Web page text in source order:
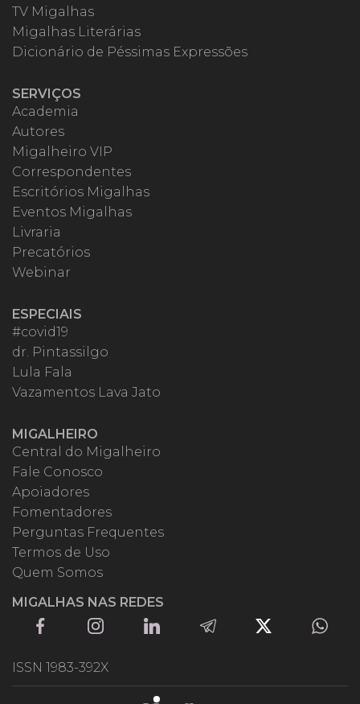
TV Migalhas
Migalhas Literárias
Dicionário de Péssimas Expressões
SERVIÇOS
Academia
Autores
Migalheiro VIP
Correspondentes
Escritórios Migalhas
Eventos Migalhas
Livraria
Precatórios
Webinar
ESPECIAIS
#covid19
dr. Pintassilgo
Lula Fala
Vazamentos Lava Jato
MIGALHEIRO
Central do Migalheiro
Fale Conosco
Apoiadores
Fomentadores
Perguntas Frequentes
Termos de Uso
Quem Somos
MIGALHAS NAS REDES
ISSN 1983-392X